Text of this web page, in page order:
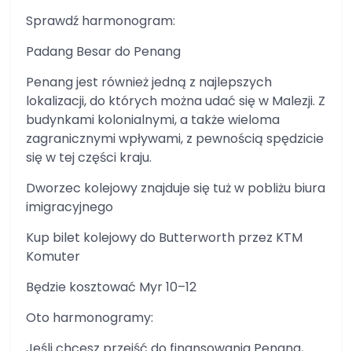
Sprawdź harmonogram:
Padang Besar do Penang
Penang jest również jedną z najlepszych
lokalizacji, do których można udać się w Malezji. Z
budynkami kolonialnymi, a także wieloma
zagranicznymi wpływami, z pewnością spędzicie
się w tej części kraju.
Dworzec kolejowy znajduje się tuż w pobliżu biura
imigracyjnego
Kup bilet kolejowy do Butterworth przez KTM
Komuter
Będzie kosztować Myr 10–12
Oto harmonogramy: